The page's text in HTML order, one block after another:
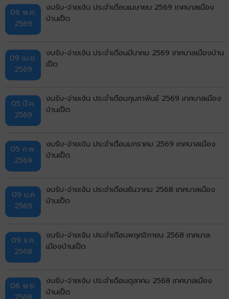
06 พ.ค.
2569
งบรับ-จ่ายเงิน ประจำเดือนเมษายน 2569 เทศบาลเมือง
บ้านเป็ด
09 เม.ย.
2569
งบรับ-จ่ายเงิน ประจำเดือนมีนาคม 2569 เทศบาลเมืองบ้าน
เป็ด
05 มี.ค.
2569
งบรับ-จ่ายเงิน ประจำเดือนกุมภาพันธ์ 2569 เทศบาลเมือง
บ้านเป็ด
05 ก.พ.
2569
งบรับ-จ่ายเงิน ประจำเดือนมกราคม 2569 เทศบาลเมือง
บ้านเป็ด
09 ม.ค
2569
งบรับ-จ่ายเงิน ประจำเดือนธันวาคม 2568 เทศบาลเมือง
บ้านเป็ด
09 ธ.ค.
2568
งบรับ-จ่ายเงิน ประจำเดือนพฤศจิกายน 2568 เทศบาล
เมืองบ้านเป็ด
06 พ.ย.
งบรับ-จ่ายเงิน ประจำเดือนตุลาคม 2568 เทศบาลเมือง
บ้านเป็ด